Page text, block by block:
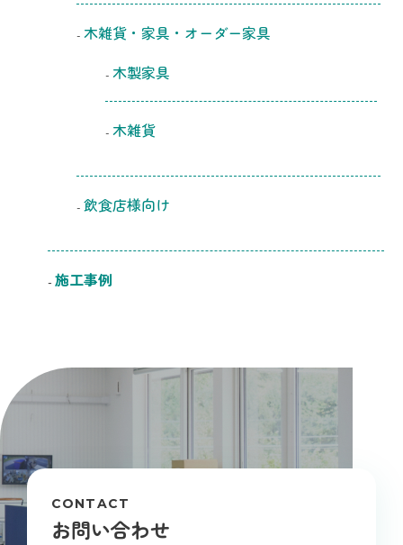
木雑貨・家具・オーダー家具
木製家具
木雑貨
飲食店様向け
施工事例
CONTACT
お問い合わせ